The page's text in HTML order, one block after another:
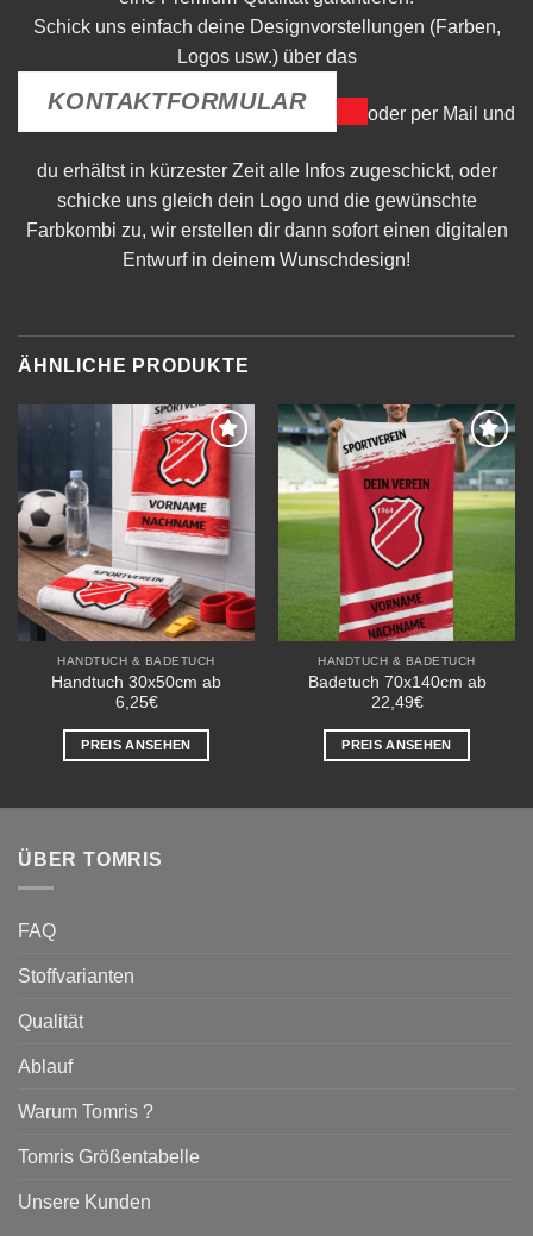
Schick uns einfach deine Designvorstellungen (Farben,
Logos usw.) über das
KONTAKTFORMULAR oder per Mail und
du erhältst in kürzester Zeit alle Infos zugeschickt, oder
schicke uns gleich dein Logo und die gewünschte
Farbkombi zu, wir erstellen dir dann sofort einen digitalen
Entwurf in deinem Wunschdesign!
ÄHNLICHE PRODUKTE
Add to
wishlist
HANDTUCH & BADETUCH
Handtuch 30x50cm ab
6,25€
PREIS ANSEHEN
Add to
wishlist
HANDTUCH & BADETUCH
Badetuch 70x140cm ab
22,49€
PREIS ANSEHEN
ÜBER TOMRIS
FAQ
Stoffvarianten
Qualität
Ablauf
Warum Tomris ?
Tomris Größentabelle
Unsere Kunden